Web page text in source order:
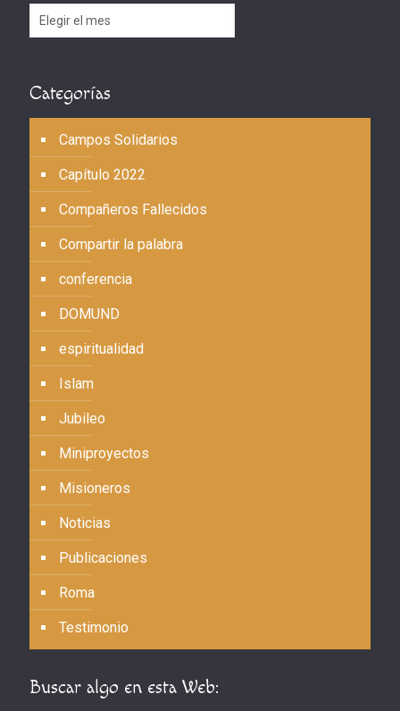
Archivos
Categorías
Campos Solidarios
Capítulo 2022
Compañeros Fallecidos
Compartir la palabra
conferencia
DOMUND
espiritualidad
Islam
Jubileo
Miniproyectos
Misioneros
Noticias
Publicaciones
Roma
Testimonio
Buscar algo en esta Web: